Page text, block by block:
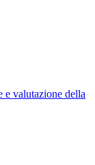
e valutazione della